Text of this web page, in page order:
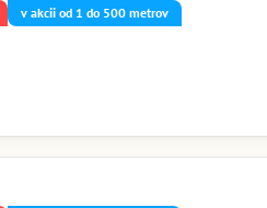
v akcii od 1 do 500 metrov